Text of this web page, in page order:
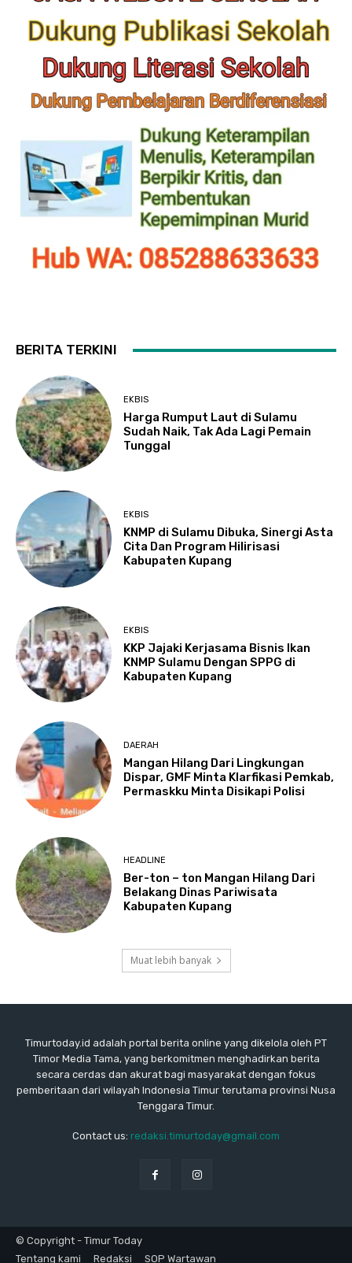
BERITA TERKINI
EKBIS
Harga Rumput Laut di Sulamu
Sudah Naik, Tak Ada Lagi Pemain
Tunggal
EKBIS
KNMP di Sulamu Dibuka, Sinergi Asta
Cita Dan Program Hilirisasi
Kabupaten Kupang
EKBIS
KKP Jajaki Kerjasama Bisnis Ikan
KNMP Sulamu Dengan SPPG di
Kabupaten Kupang
DAERAH
Mangan Hilang Dari Lingkungan
Dispar, GMF Minta Klarfikasi Pemkab,
Permaskku Minta Disikapi Polisi
HEADLINE
Ber-ton – ton Mangan Hilang Dari
Belakang Dinas Pariwisata
Kabupaten Kupang
Muat lebih banyak
Timurtoday.id adalah portal berita online yang dikelola oleh PT
Timor Media Tama, yang berkomitmen menghadirkan berita
secara cerdas dan akurat bagi masyarakat dengan fokus
pemberitaan dari wilayah Indonesia Timur terutama provinsi Nusa
Tenggara Timur.
Contact us: redaksi.timurtoday@gmail.com
© Copyright - Timur Today
Tentang kami
Redaksi SOP Wartawan